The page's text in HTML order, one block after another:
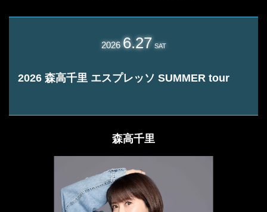
2026 6.27 SAT
2026 森高千里 エスプレッソ SUMMER tour
森高千里